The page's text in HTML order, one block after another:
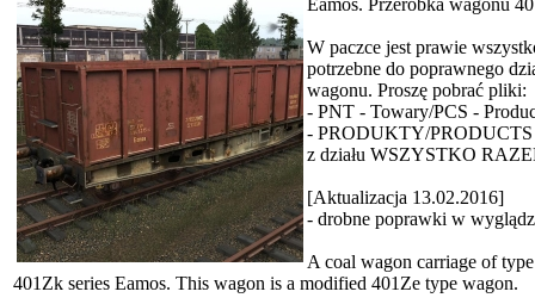
W paczce jest prawie
potrzebne do poprawnego
wagonu. Proszę pobrać pliki:
- PNT - Towary/PCS -
- PRODUKTY/PRODUCTS
z działu WSZYSTKO
[Aktualizacja 13.02.2016]
- drobne poprawki w
A coal wagon carriage of type
401Zk series Eamos. This wagon is a modified 401Ze type wagon.